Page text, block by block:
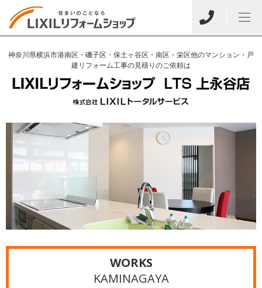
神奈川県横浜市港南区・磯子区・保土ヶ谷区・南区・栄区他のマンション・戸
建リフォーム工事の見積りのご依頼は
WORKS
KAMINAGAYA